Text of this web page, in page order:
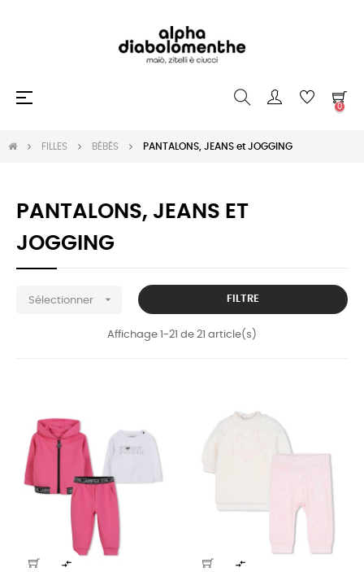
Basculer
☰
0
FILLES BÉBÉS PANTALONS, JEANS et JOGGING
PANTALONS, JEANS ET
JOGGING
Sélectionner  FILTRE
Affichage 1-21 de 21 article(s)
 